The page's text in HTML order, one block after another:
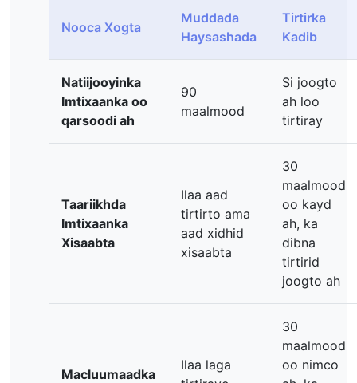
Nooca Xogta
Muddada
Haysashada
Tirtirka
Kadib
Natiijooyinka
Imtixaanka oo
qarsoodi ah
90
maalmood
Si joogto
ah loo
tirtiray
Taariikhda
Imtixaanka
Xisaabta
Ilaa aad
tirtirto ama
aad xidhid
xisaabta
30
maalmood
oo kayd
ah, ka
dibna
tirtirid
joogto ah
Macluumaadka
Ilaa laga
30
maalmood
oo nimco